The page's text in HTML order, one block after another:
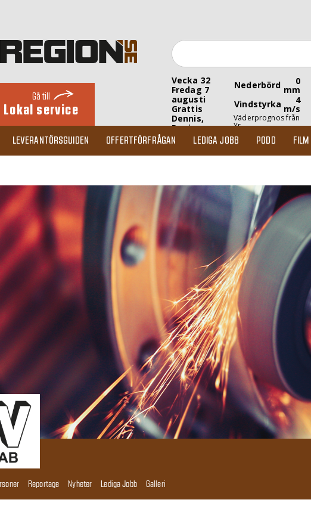
Gå till
Lokal service
Vecka 32
Fredag 7
augusti
Grattis
Dennis,
Denise
Nederbörd 0
mm
Vindstyrka
4
m/s
Väderprognos från
Yr
LEVERANTÖRSGUIDEN OFFERTFÖRFRÅGAN LEDIGA JOBB PODD FILM
Reportage Nyheter Lediga Jobb Galleri